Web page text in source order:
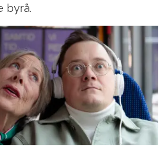
byrå.